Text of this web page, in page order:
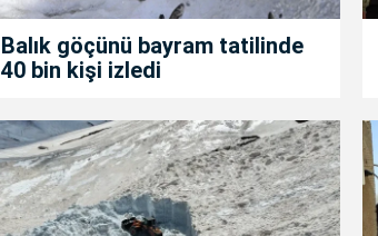
Balık göçünü bayram tatilinde
40 bin kişi izledi